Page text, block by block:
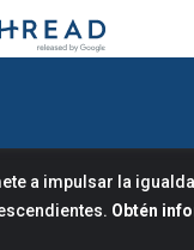
a impulsar la
Obtén